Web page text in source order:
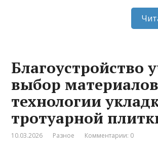
Благоустройство
выбор
технологии
тротуарной
10.03.2026 Разное Комментарии: 0